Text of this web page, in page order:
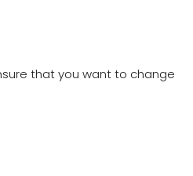
that you want to change